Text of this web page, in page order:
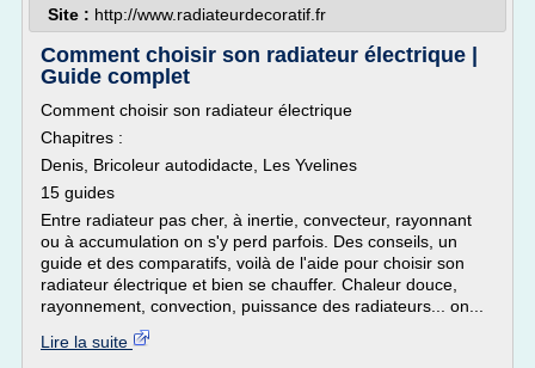
Site : http://www.radiateurdecoratif.fr
Comment choisir son radiateur électrique |
Guide complet
Comment choisir son radiateur électrique
Chapitres :
Denis, Bricoleur autodidacte, Les Yvelines
15 guides
Entre radiateur pas cher, à inertie, convecteur, rayonnant
ou à accumulation on s'y perd parfois. Des conseils, un
guide et des comparatifs, voilà de l'aide pour choisir son
radiateur électrique et bien se chauffer. Chaleur douce,
rayonnement, convection, puissance des radiateurs... on...
Lire la suite